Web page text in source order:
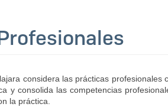
considera las prácticas
y consolida las competencias
la práctica.